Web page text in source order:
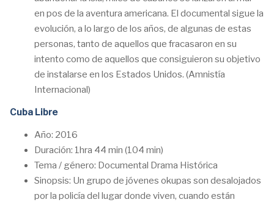
en pos de la aventura americana. El documental sigue la
evolución, a lo largo de los años, de algunas de estas
personas, tanto de aquellos que fracasaron en su
intento como de aquellos que consiguieron su objetivo
de instalarse en los Estados Unidos. (Amnistía
Internacional)
Cuba Libre
Año: 2016
Duración: 1hra 44 min (104 min)
Tema / género: Documental Drama Histórica
Sinopsis: Un grupo de jóvenes okupas son desalojados
por la policía del lugar donde viven, cuando están